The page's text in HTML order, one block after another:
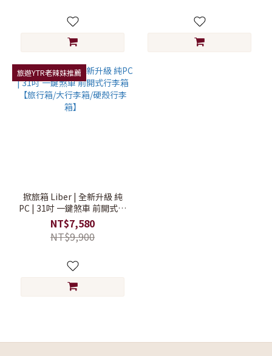
旅遊YTR老辣妹推薦
掀旅箱 Liber | 全新升級 純
PC | 31吋 一鍵煞車 前開式行
李箱【旅行箱/大行李箱/硬殼
行李箱】
NT$7,580
NT$9,900